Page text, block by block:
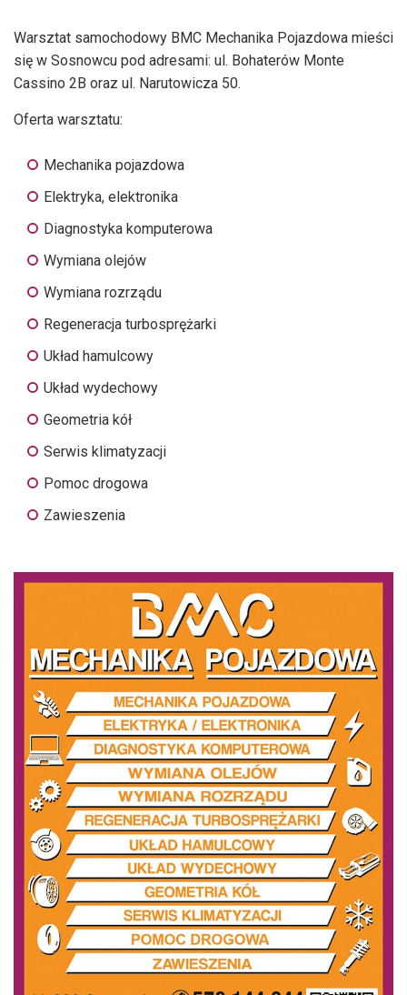
Warsztat samochodowy BMC Mechanika Pojazdowa mieści
się w Sosnowcu pod adresami: ul. Bohaterów Monte
Cassino 2B oraz ul. Narutowicza 50.
Oferta warsztatu:
Mechanika pojazdowa
Elektryka, elektronika
Diagnostyka komputerowa
Wymiana olejów
Wymiana rozrządu
Regeneracja turbosprężarki
Układ hamulcowy
Układ wydechowy
Geometria kół
Serwis klimatyzacji
Pomoc drogowa
Zawieszenia